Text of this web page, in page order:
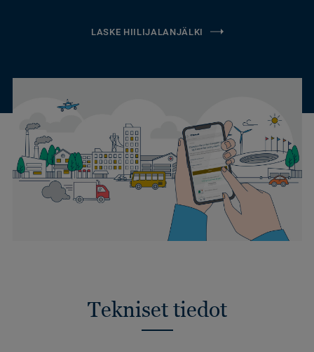
LASKE HIILIJALANJÄLKI
Tekniset tiedot